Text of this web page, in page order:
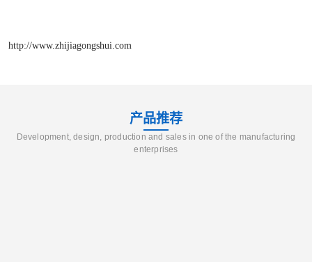
http://www.zhijiagongshui.com
产品推荐
Development, design, production and sales in one of the manufacturing
enterprises